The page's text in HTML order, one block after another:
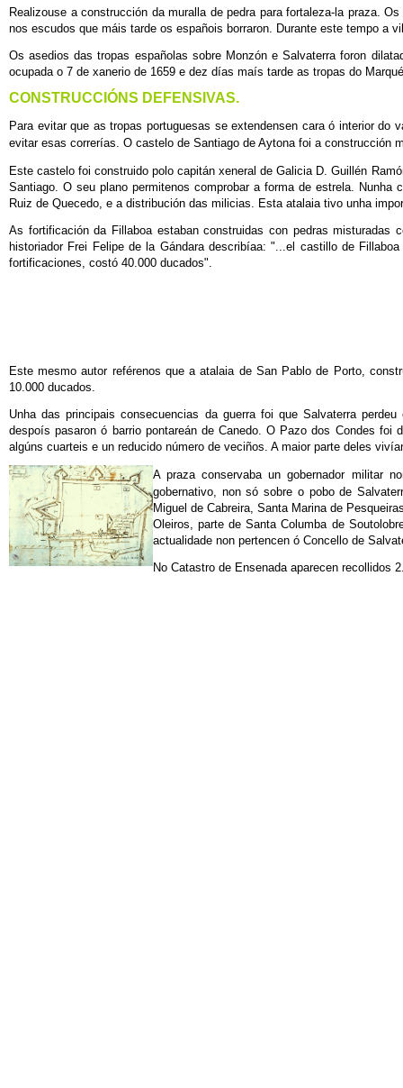
Realizouse a construcción da muralla de pedra para fortaleza-la praza.
nos escudos que máis tarde os españois borraron. Durante este tempo a
Os asedios das tropas españolas sobre Monzón e Salvaterra foron
ocupada o 7 de xanerio de 1659 e dez días maís tarde as tropas do
CONSTRUCCIÓNS DEFENSIVAS.
Para evitar que as tropas portuguesas se extendensen cara ó interior
evitar esas correrías. O castelo de Santiago de Aytona foi a construcción
Este castelo foi construido polo capitán xeneral de Galicia D. Guillén
Santiago. O seu plano permitenos comprobar a forma de estrela. Nunha
Ruiz de Quecedo, e a distribución das milicias. Esta atalaia tivo unha
As fortificación da Fillaboa estaban construidas con pedras misturadas
historiador Frei Felipe de la Gándara describíaa: "...el castillo de
fortificaciones, costó 40.000 ducados".
Este mesmo autor reférenos que a atalaia de San Pablo de Porto,
10.000 ducados.
Unha das principais consecuencias da guerra foi que Salvaterra
despoís pasaron ó barrio pontareán de Canedo. O Pazo dos Condes
algúns cuarteis e un reducido número de veciños. A maior parte deles
A praza conservaba un gobernador militar
gobernativo, non só sobre o pobo de
Miguel de Cabreira, Santa Marina de
Oleiros, parte de Santa Columba de
actualidade non pertencen ó Concello de
No Catastro de Ensenada aparecen recollidos